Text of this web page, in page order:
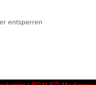
entsperren